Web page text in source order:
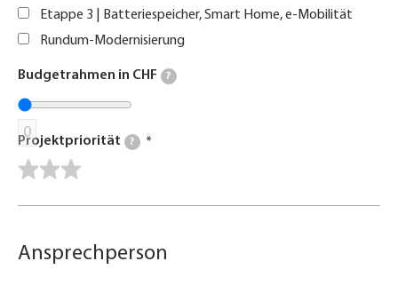
Etappe 3 | Batteriespeicher, Smart Home, e-Mobilität
Rundum-Modernisierung
Budgetrahmen in CHF ?
0
Projektpriorität ?
Ansprechperson